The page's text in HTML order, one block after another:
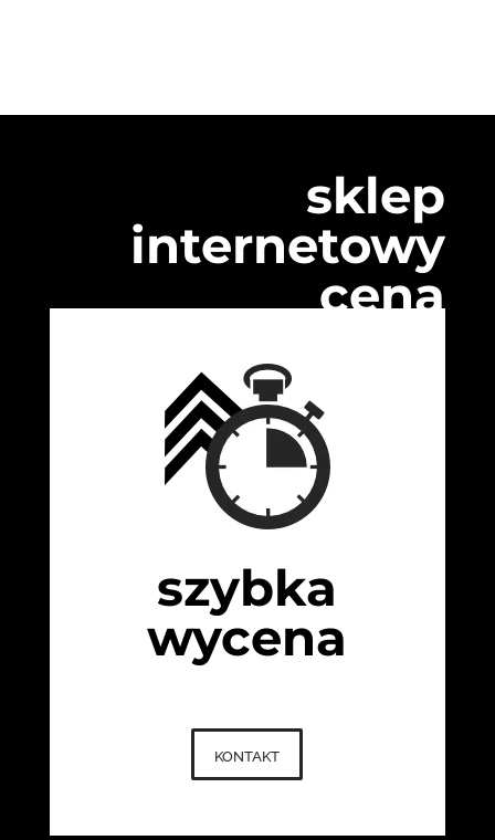
sklep
internetowy
cena
szybka
wycena
kontakt